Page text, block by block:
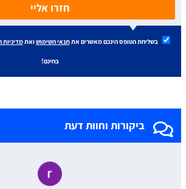
חזרו אליי
בשליחת הטופס הינכם מאשרים אתתנאי השימושואתמדיניות
בחינם!
ביקורות וחוות דעת